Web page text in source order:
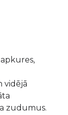
vidējā
zudumus.